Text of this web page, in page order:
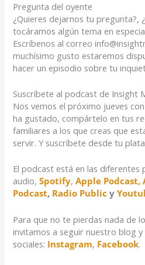
Pregunta del oyente
¿Quieres dejarnos tu pregunta?,
tocáramos algún tema en
Escríbenos al correo
muchísimo gusto estaremos
hacer un episodio sobre tu
Suscríbete al podcast de Insight
Nos vemos el próximo jueves
ha gustado, compártelo en tus
familiares a los que creas que
servir. Y suscríbete desde tu
El podcast está en las diferentes
audio, Spotify,Apple Podcast,
Podcast, Radio Public y
Para que no te pierdas nada de
invitamos a seguir nuestro blog
sociales: Instagram, Facebook.